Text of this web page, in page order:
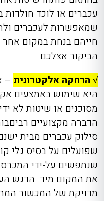
עכברים או לוכד
שמאפשרות לעכברים
חייהם בנחת במקום
הביקור אצלכם.
√ הרחקה אלקטרונית –
היא שימוש באמצעים
מסוכנים או שיטות לא
הדברה מקצועיים
סילוק עכברים מבית
שפועלים על בסיס גלי
שנתפשים על-ידי
את המקום מיד. הדגש
מדויקת של המכשור